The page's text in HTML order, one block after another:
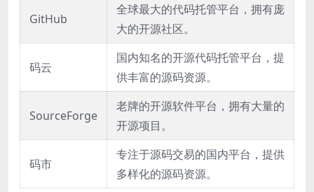
GitHub
全球最大的代码托管平台，拥有庞
大的开源社区。
码云
国内知名的开源代码托管平台，提
供丰富的源码资源。
SourceForge
老牌的开源软件平台，拥有大量的
开源项目。
码市
专注于源码交易的国内平台，提供
多样化的源码资源。